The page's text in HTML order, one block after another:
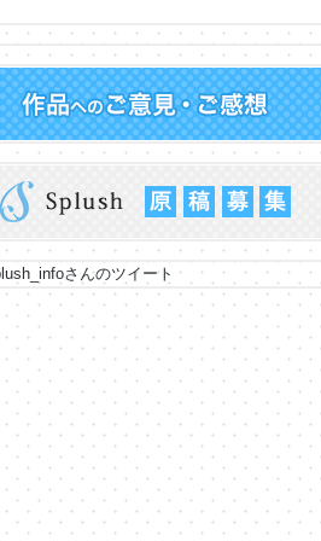
さんのツイート